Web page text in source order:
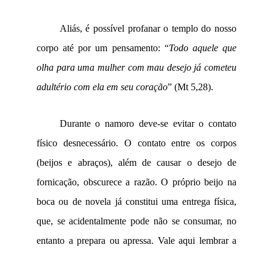
Aliás, é possível profanar o templo do nosso
corpo até por um pensamento: “Todo aquele que
olha para uma mulher com mau desejo já cometeu
adultério com ela em seu coração” (Mt 5,28).
Durante o namoro deve-se evitar o contato
físico desnecessário. O contato entre os corpos
(beijos e abraços), além de causar o desejo de
fornicação, obscurece a razão. O próprio beijo na
boca ou de novela já constitui uma entrega física,
que, se acidentalmente pode não se consumar, no
entanto a prepara ou apressa. Vale aqui lembrar a